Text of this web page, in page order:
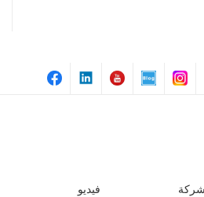
فيديو شركة